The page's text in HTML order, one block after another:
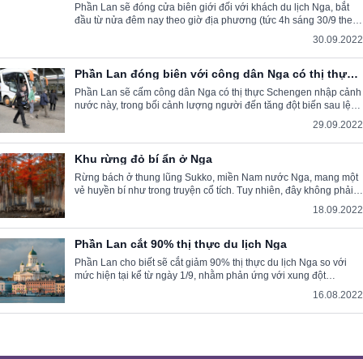
Phần Lan sẽ đóng cửa biên giới đối với khách du lịch Nga, bắt
đầu từ nửa đêm nay theo giờ địa phương (tức 4h sáng 30/9 theo
30.09.2022
Phần Lan đóng biên với công dân Nga có thị thực
Schengen
Phần Lan sẽ cấm công dân Nga có thị thực Schengen nhập cảnh
nước này, trong bối cảnh lượng người đến tăng đột biến sau lệnh
29.09.2022
Khu rừng đỏ bí ẩn ở Nga
Rừng bách ở thung lũng Sukko, miền Nam nước Nga, mang một
vẻ huyền bí như trong truyện cổ tích. Tuy nhiên, đây không phải
khu rừng tự nhiên. Nó được tạo nên từ bàn tay con người.
18.09.2022
Phần Lan cắt 90% thị thực du lịch Nga
Phần Lan cho biết sẽ cắt giảm 90% thị thực du lịch Nga so với
mức hiện tại kể từ ngày 1/9, nhằm phản ứng với xung đột
16.08.2022